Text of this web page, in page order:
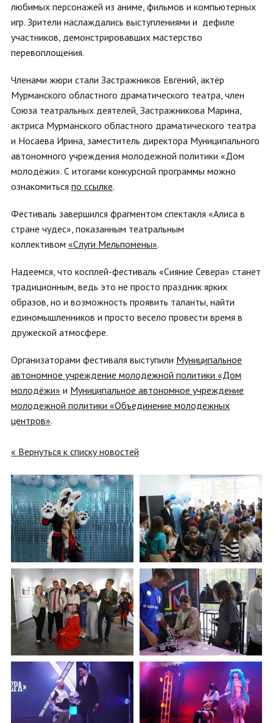
любимых персонажей из аниме, фильмов и компьютерных
игр. Зрители наслаждались выступлениями и дефиле
участников, демонстрировавших мастерство
перевоплощения.
Членами жюри стали Застражников Евгений, актёр
Мурманского областного драматического театра, член
Союза театральных деятелей, Застражникова Марина,
актриса Мурманского областного драматического театра
и Носаева Ирина, заместитель директора Муниципального
автономного учреждения молодежной политики «Дом
молодёжи». С итогами конкурсной программы можно
ознакомиться по ссылке.
Фестиваль завершился фрагментом спектакля «Алиса в
стране чудес», показанным театральным
коллективом «Слуги Мельпомены».
Надеемся, что косплей-фестиваль «Сияние Севера» станет
традиционным, ведь это не просто праздник ярких
образов, но и возможность проявить таланты, найти
единомышленников и просто весело провести время в
дружеской атмосфере.
Организаторами фестиваля выступили Муниципальное
автономное учреждение молодежной политики «Дом
молодёжи» и Муниципальное автономное учреждение
молодежной политики «Объединение молодежных
центров».
« Вернуться к списку новостей